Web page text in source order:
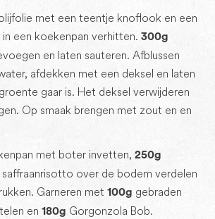
met een teentje knoflook en een
een koekenpan verhitten. 300g
en laten sauteren. Afblussen
afdekken met een deksel en laten
gaar is. Het deksel verwijderen
Op smaak brengen met zout en en
met boter invetten, 250g
over de bodem verdelen
Garneren met 100g gebraden
en 180g Gorgonzola Bob.